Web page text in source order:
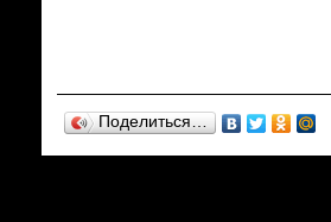
Поделиться…